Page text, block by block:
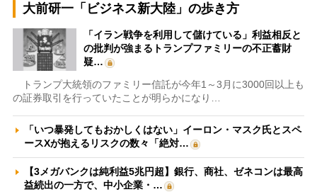
大前研一「ビジネス新大陸」の歩き方
「イラン戦争を利用して儲けている」利益相反と
の批判が強まるトランプファミリーの不正蓄財
疑…
トランプ大統領のファミリー信託が今年1～3月に3000回以上も
の証券取引を行っていたことが明らかになり…
「いつ暴発してもおかしくはない」イーロン・マスク氏とスペ
ースXが抱えるリスクの数々「絶対…
【3メガバンクは純利益5兆円超】銀行、商社、ゼネコンは最高
益続出の一方で、中小企業・…